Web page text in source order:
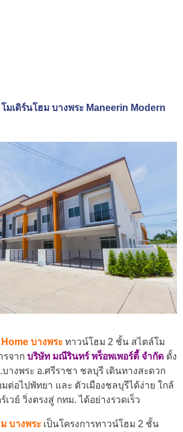
เดิร์นโฮม บางพระ Maneerin Modern
บางพระ ทาวน์โฮม 2 ชั้น สไตล์โม
รจาก บริษัท มณีรินทร์ พร็อพเพอร์ตี้ จำกัด ตั้ง
างพระ อ.ศรีราชา ชลบุรี เดินทางสะดวก
ต่อไปพัทยา และ ตัวเมืองชลบุรีได้ง่าย ใกล้
วย์ วิ่งตรงสู่ กทม. ได้อย่างรวดเร็ว
บางพระ เป็นโครงการทาวน์โฮม 2 ชั้น